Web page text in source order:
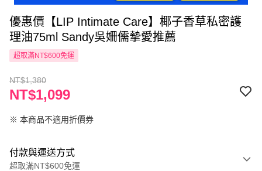
優惠價【LIP Intimate Care】椰子香草私密護
理油75ml Sandy吳姍儒摯愛推薦
超取滿NT$600免運
NT$1,380
NT$1,099
※ 本商品不適用折價券
付款與運送方式
超取滿NT$600免運